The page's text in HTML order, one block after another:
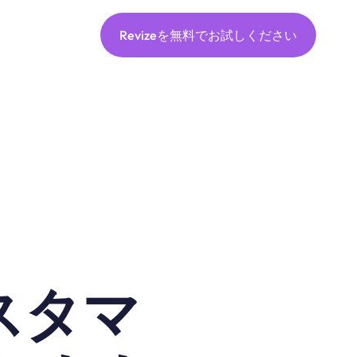
Revizeを無料でお試しください
タマ